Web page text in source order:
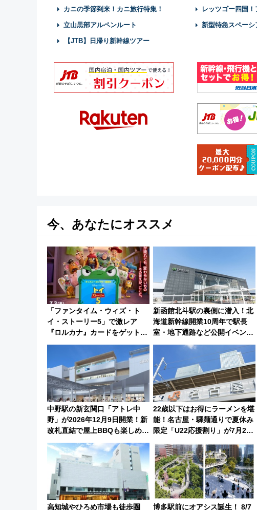
カニの季節到来！カニ旅行特集！ レッツゴー四国
立山黒部アルペンルート 新型特急スペー
【JTB】日帰り新幹線ツアー
今、あなたにオススメ
「ファンタイム・ウィズ・ト
イ・ストーリー5」で激レア
『ロルカナ』カードをゲット！
最新デコレーションも徹底解説
新函館北斗駅の裏側に潜入！北
海道新幹線開業10周年で駅長
室・地下通路など公開イベン
ト 参加方法や体験内容を紹介
中野駅の新玄関口「アトレ中
野」が2026年12月9日開業！新
改札直結で屋上BBQも楽しめる
注目スポット
22歳以下はお得にラーメンを堪
能！名古屋・驛麺通りで夏休み
限定「U22応援割り」が7月21
高知城やひろめ市場も徒歩圏 博多駅前にオアシス誕生！ 8/7